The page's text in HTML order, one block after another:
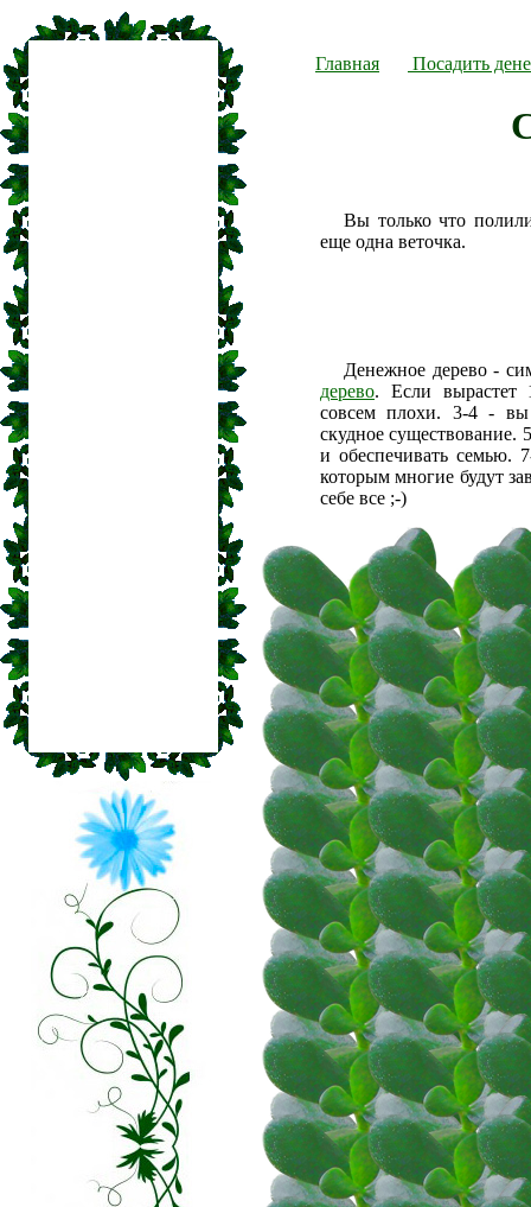
Главная Посадить
Вы только что
еще одна веточка.
Денежное дерево -
дерево. Если вырастет
совсем плохи. 3-4 - вы
скудное существование.
и обеспечивать семью.
которым многие будут
себе все ;-)